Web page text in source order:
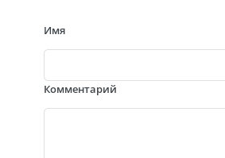
Имя
Комментарий